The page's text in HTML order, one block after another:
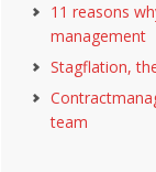
11 reasons
management
Stagflation,
team